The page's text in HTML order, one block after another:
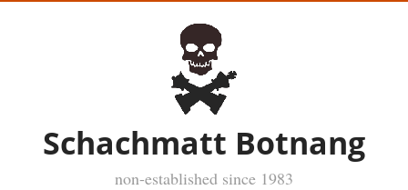
Schachmatt Botnang
non-established since 1983